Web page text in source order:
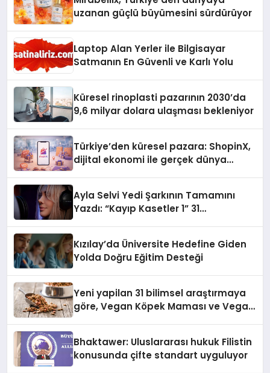
uzanan güçlü büyümesini sürdürüyor
Laptop Alan Yerler ile Bilgisayar
Satmanın En Güvenli ve Karlı Yolu
Küresel rinoplasti pazarının 2030’da
9,6 milyar dolara ulaşması bekleniyor
Türkiye’den küresel pazara: ShopinX,
dijital ekonomi ile gerçek dünya
Ayla Selvi Yedi Şarkının Tamamını
Yazdı: “Kayıp Kasetler 1” 31
Kızılay’da Üniversite Hedefine Giden
Yolda Doğru Eğitim Desteği
Yeni yapilan 31 bilimsel araştırmaya
göre, Vegan Köpek Maması ve Vegan
Bhaktawer: Uluslararası hukuk Filistin
konusunda çifte standart uyguluyor